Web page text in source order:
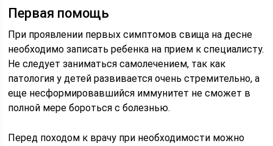
Первая помощь
При проявлении первых симптомов свища на десне
необходимо записать ребенка на прием к специалисту.
Не следует заниматься самолечением, так как
патология у детей развивается очень стремительно, а
еще несформировавшийся иммунитет не сможет в
полной мере бороться с болезнью.
Перед походом к врачу при необходимости можно